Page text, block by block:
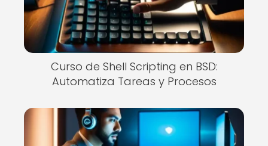
Curso de Shell Scripting en BSD:
Automatiza Tareas y Procesos